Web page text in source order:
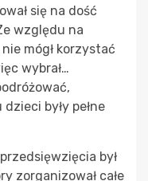
się na dość
względu na
mógł korzystać
wybrał…
były pełne
był
zorganizował całe